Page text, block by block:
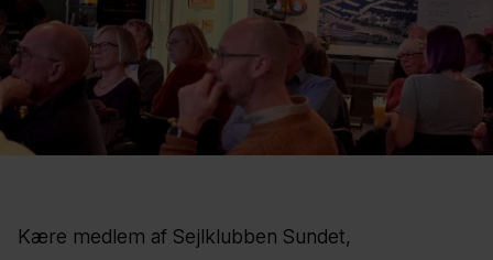
Kære medlem af Sejlklubben Sundet,